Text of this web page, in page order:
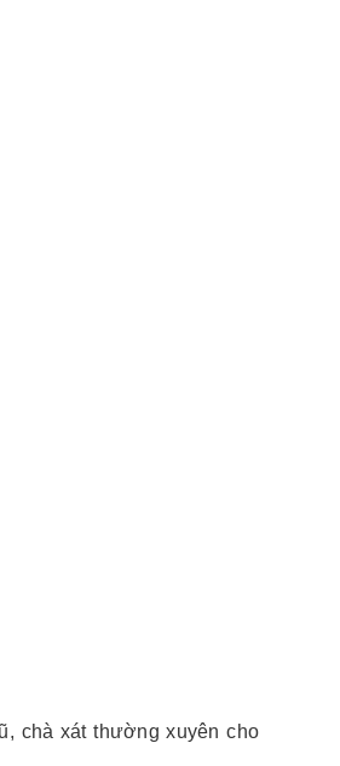
chà xát thường xuyên cho